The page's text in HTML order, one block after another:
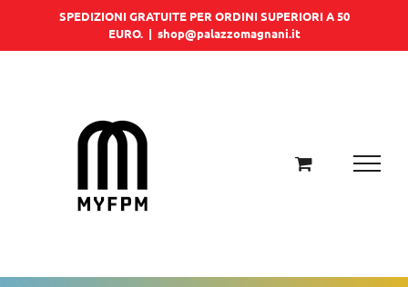
SPEDIZIONI GRATUITE PER ORDINI SUPERIORI A 50
EURO. | shop@palazzomagnani.it